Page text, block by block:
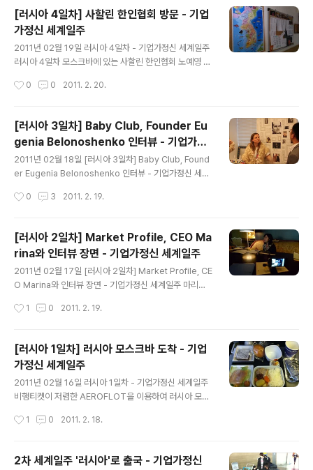
서먹했으나 젊은 친구들이니까 금방 친해졌다. 우선 명함
교환? 이들은 명함이 없어서 주기만 했다. 내 명함을 뚫어
지게 보고 있는..... 명함 질이 참 좋다는 한마디를 들었다.
나탈리(가장 오른쪽)와 이야기하고 있는 진영이(가장 왼쪽)
커피숍에서 다양한 이야기를 하고 있다. 앞으로의 세상은
같이 하지 않더라도 긍정적인 생각을 교류하는 것 자체만
[러시아 4일차] 사할린 한인협회 방문 - 기업
가정신 세계일주
2011년 02월 19일 러시아 4일차 - 기업가정신 세계일주
러시아 4일차 모스크바에 있는 사할린 한인협회 노예영 회
을 잡아주었다. 노예영 회장님은 한국에서 몇 번 통화를 한
린 지역에 정착해 살다가 1964년도에 러시아로 들어오신
분이다. 현재는 모스크바, 원광학교에서 사무실을 두고 사
할린 한인협회를 운영하고 계시다. 협회 방문 전, 러시아 음
식을 먹으러 돌아다니고 있는 나. 모스크바 외무성 근처 지
하철역 '스몰레스가야'에서 점심을 먹고 사할린 협회를 방
지만, 가격은 매우 비싸다. 나는 사실 러시아가 세계 2위로
0 0 2011. 2. 20.
[러시아 3일차] Baby Club, Founder Eu
genia Belonoshenko 인터뷰 - 기업가정
신 세계일주
2011년 02월 18일 [러시아 3일차] Baby Club, Found
er Eugenia Belonoshenko 인터뷰 - 기업가정신 세계
장면 그녀가 번역한 교재 아버지의 유아교육에 대한 부분
끔 진지한 표정 진짜 가끔은..... 인터뷰의 대부분은 이런 시
간들. 훈녀 유지나 자신의 생각을 열심히 설명하는 유지나.
뿌듯? 롤모델이 누구냐는 질문에 그녀에 영향을 주었던 인
물을 설명하고 있다. 그녀는 다양한 분야에서 영감을 얻고
있다고. 그 중 가장 큰 영향은 남편. baby club 로고에 대
를 적고 있는 유지나!! 인터뷰 기념 단체사..
0 3 2011. 2. 19.
[러시아 2일차] Market Profile, CEO Ma
rina와 인터뷰 장면 - 기업가정신 세계일주
2011년 02월 17일 [러시아 2일차] Market Profile, CE
O Marina와 인터뷰 장면 - 기업가정신 세계일주 마리나
밀한 면이 있었다. 그녀는 인터뷰 전부터 꼼꼼하게 체크를
하고, 인터뷰 장소도 조용한 곳을 섭외하는 등, 아주 세밀한
부분까지 확인을 하는 모습을 보여주었다.) 그녀는 리서치
회사에서 새로운 것을 가미한 융복합의 흥미로운 비지니스
를 하고 있다. 러시아 시장조사와 마케팅 대행은 일반적인
기존 리서치 회사에서 하던 형태인데, 그녀는 기존 사업모
과 함께 그들의 문화를 이해할 수 있는 기회를 패키지 형태
1 0 2011. 2. 19.
[러시아 1일차] 러시아 모스크바 도착 - 기업
가정신 세계일주
2011년 02월 16일 러시아 1일차 - 기업가정신 세계일주
비행티켓이 저렴한 AEROFLOT을 이용하여 러시아 모스
서비스를 기대하면 무리다. 덩치 좋은 스튜어디스들이 전
나라의 서비스보다는 러시아 말처럼 좀 딱딱한 느낌이였
다. 손님과 부딪히는 것도 다반사이고, 심지어는 나에게 물
1 0 2011. 2. 18.
2차 세계일주 '러시아'로 출국 - 기업가정신